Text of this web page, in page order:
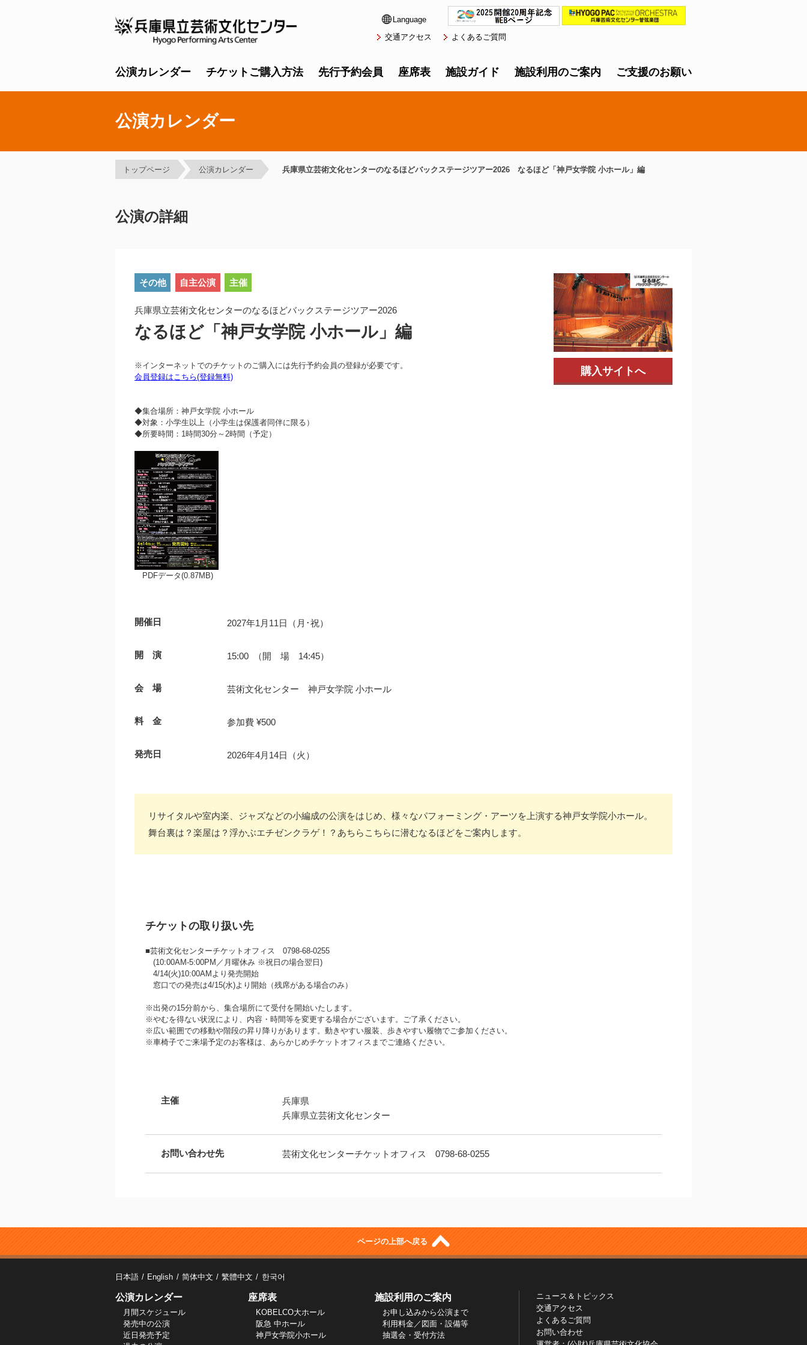
Language
交通アクセス
よくあるご質問
公演カレンダー チケットご購入方法 先行予約会員 座席表 施設ガイド 施設利用のご案内 ご支援のお願い
公演カレンダー
トップページ 公演カレンダー 兵庫県立芸術文化センターのなるほどバックステージツアー2026 なるほど「神戸女学院 小ホール」編
公演の詳細
購入サイトへ
その他 自主公演 主催
兵庫県立芸術文化センターのなるほどバックステージツアー2026
なるほど「神戸女学院 小ホール」編
※インターネットでのチケットのご購入には先行予約会員の登録が必要です。
会員登録はこちら(登録無料)
◆集合場所：神戸女学院 小ホール
◆対象：小学生以上（小学生は保護者同伴に限る）
◆所要時間：1時間30分～2時間（予定）
PDFデータ(0.87MB)
開催日 2027年1月11日（月･祝）
開 演 15:00 （開 場 14:45）
会 場 芸術文化センター 神戸女学院 小ホール
料 金 参加費 ¥500
発売日 2026年4月14日（火）
リサイタルや室内楽、ジャズなどの小編成の公演をはじめ、様々なパフォーミング・アーツを上演する神戸女学院小ホール。
舞台裏は？楽屋は？浮かぶエチゼンクラゲ！？あちらこちらに潜むなるほどをご案内します。
チケットの取り扱い先
■芸術文化センターチケットオフィス 0798-68-0255
(10:00AM‐5:00PM／月曜休み ※祝日の場合翌日)
4/14(火)10:00AMより発売開始
窓口での発売は4/15(水)より開始（残席がある場合のみ）
※出発の15分前から、集合場所にて受付を開始いたします。
※やむを得ない状況により、内容・時間等を変更する場合がございます。ご了承ください。
※広い範囲での移動や階段の昇り降りがあります。動きやすい服装、歩きやすい履物でご参加ください。
※車椅子でご来場予定のお客様は、あらかじめチケットオフィスまでご連絡ください。
主催
兵庫県
兵庫県立芸術文化センター
お問い合わせ先 芸術文化センターチケットオフィス 0798-68-0255
ページの上部へ戻る
日本語 English 简体中文 繁體中文 한국어
公演カレンダー
月間スケジュール
発売中の公演
近日発売予定
座席表
KOBELCO大ホール
阪急 中ホール
神戸女学院小ホール
施設利用のご案内
お申し込みから公演まで
利用料金／図面・設備等
抽選会・受付方法
ニュース＆トピックス
交通アクセス
よくあるご質問
お問い合わせ